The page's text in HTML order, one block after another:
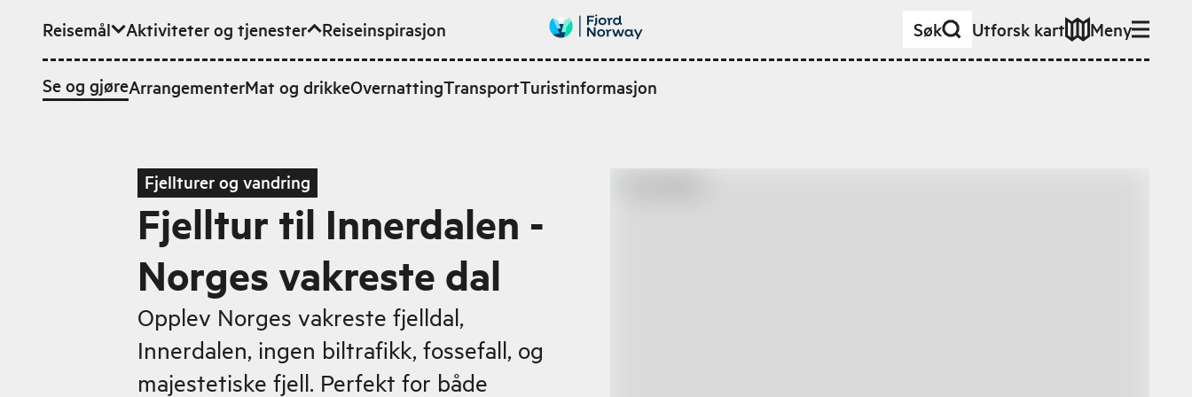
Hopp til hovedinnhold
Reisemål Aktiviteter og tjenester
Se og gjøreArrangementerMat og drikkeOvernattingTransportTuristinformasjon
Reiseinspirasjon Søk Utforsk kart Meny
Fjellturer og vandring
Fjelltur til Innerdalen -
Norges vakreste dal
Opplev Norges vakreste fjelldal,
Innerdalen, ingen biltrafikk, fossefall, og
majestetiske fjell. Perfekt for både